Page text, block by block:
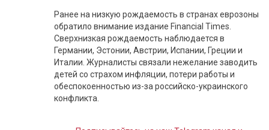
Ранее на низкую рождаемость в странах еврозоны
обратило внимание издание Financial Times.
Сверхнизкая рождаемость наблюдается в
Германии, Эстонии, Австрии, Испании, Греции и
Италии. Журналисты связали нежелание заводить
детей со страхом инфляции, потери работы и
обеспокоенностью из-за российско-украинского
конфликта.